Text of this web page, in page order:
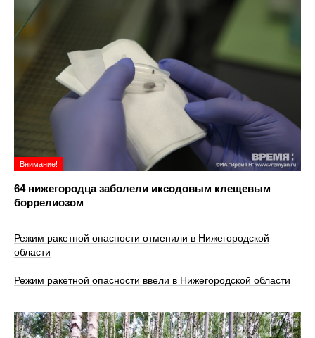
Внимание!
64 нижегородца заболели иксодовым клещевым
боррелиозом
Режим ракетной опасности отменили в Нижегородской
области
Режим ракетной опасности ввели в Нижегородской области